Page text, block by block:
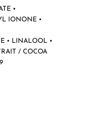
•
IONONE •
• LINALOOL •
/ COCOA